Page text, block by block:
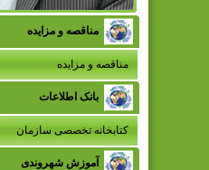
مناقصه و مزایده
مناقصه و مزایده
بانک اطلاعات
کتابخانه تخصصی سازمان
آموزش شهروندی